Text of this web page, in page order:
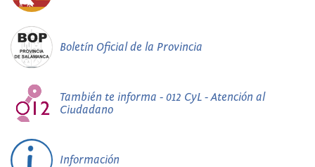
Boletín Oficial de la Provincia
También te informa - 012 CyL - Atención al
Ciudadano
Información